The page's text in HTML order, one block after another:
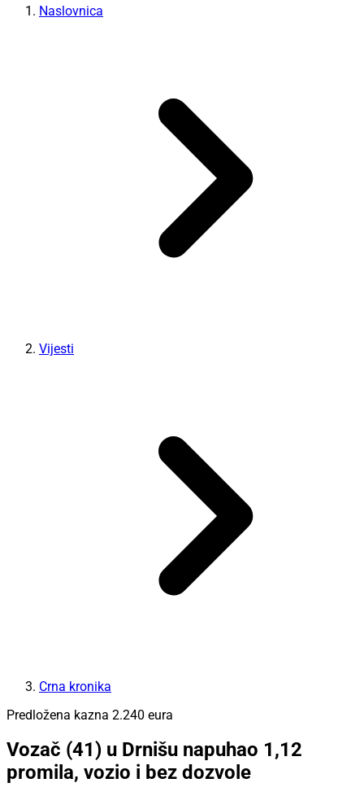
Naslovnica
Vijesti
Crna kronika
Predložena kazna 2.240 eura
Vozač (41) u Drnišu napuhao 1,12
promila, vozio i bez dozvole